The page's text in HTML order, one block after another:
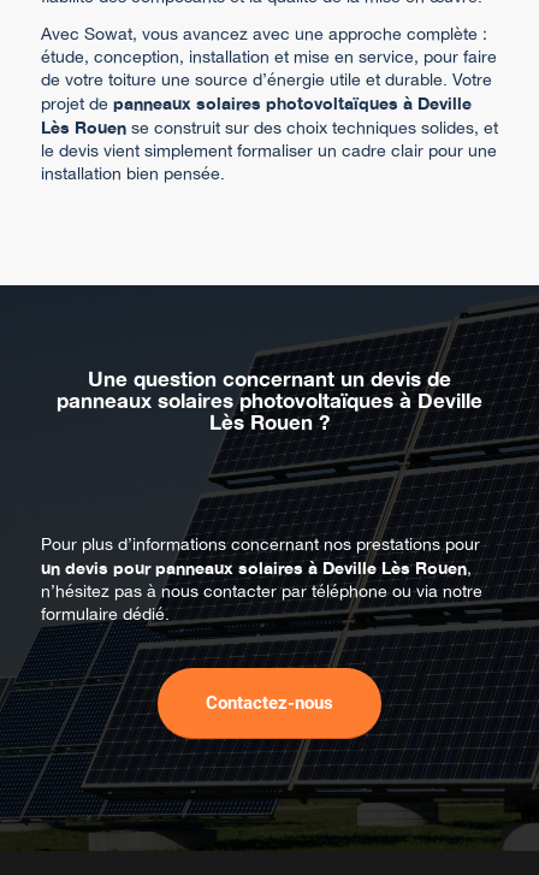
Avec Sowat, vous avancez avec une approche complète :
étude, conception, installation et mise en service, pour faire
de votre toiture une source d’énergie utile et durable. Votre
projet depanneaux solaires photovoltaïques à Deville
Lès Rouense construit sur des choix techniques solides, et
le devis vient simplement formaliser un cadre clair pour une
installation bien pensée.
Une question concernant un devis de
panneaux solaires photovoltaïques à Deville
Lès Rouen ?
Pour plus d’informations concernant nos prestations pour
un devis pour panneaux solaires à Deville Lès Rouen,
n’hésitez pas à nous contacter par téléphone ou via notre
formulaire dédié.
Contactez-nous